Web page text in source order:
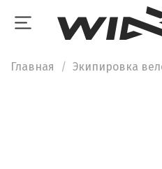
Главная Экипировка